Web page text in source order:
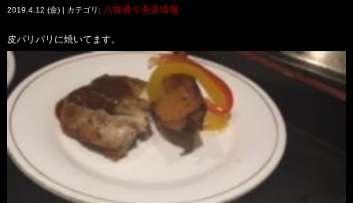
2019.4.12 (金) | カテゴリ: 八坂通り燕楽情報
皮パリパリに焼いてます。